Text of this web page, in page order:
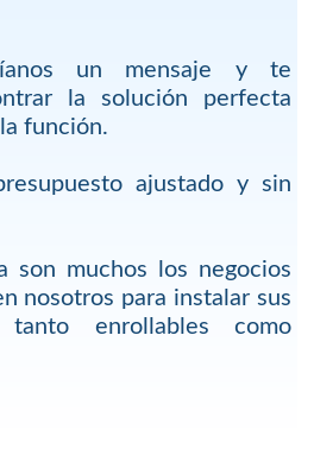
un mensaje y te
la solución perfecta
función.
ajustado y sin
son muchos los negocios
nosotros para instalar sus
tanto enrollables como